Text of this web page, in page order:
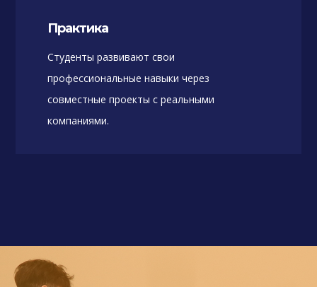
Практика
Студенты развивают свои
профессиональные навыки через
совместные проекты с реальными
компаниями.